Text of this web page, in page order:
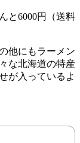
と6000円（送料
他にもラーメン
な北海道の特産
が入っているよ